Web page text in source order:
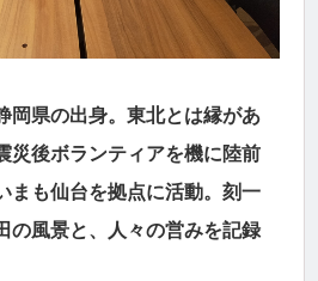
岡県の出身。東北とは縁があ
災後ボランティアを機に陸前
まも仙台を拠点に活動。刻一
の風景と、人々の営みを記録